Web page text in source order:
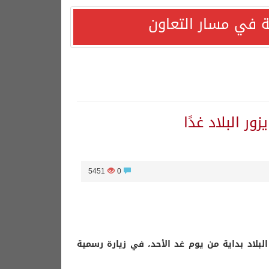
في مسار التعاون
البلاد غدًا
5451
بداية من يوم غد الأحد، في زيارة رسمية